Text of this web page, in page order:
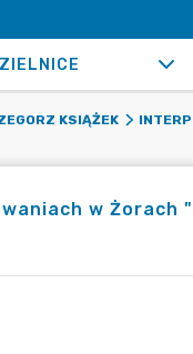
KSIĄŻEK
w Żorach